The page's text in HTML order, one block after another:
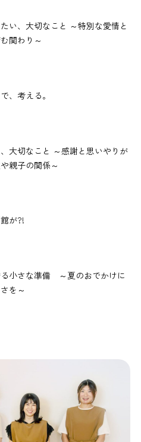
い、大切なこと ～特別な愛情と
関わり～
、考える。
大切なこと ～感謝と思いやりが
親子の関係～
が?!
小さな準備 ～夏のおでかけに
を～